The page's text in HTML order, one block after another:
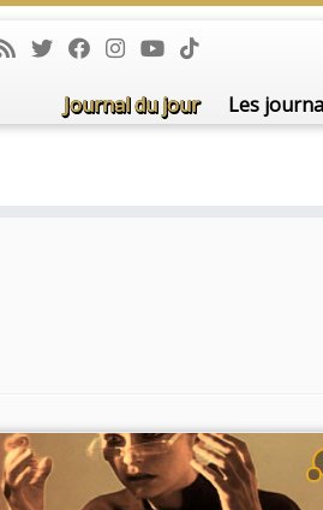
Journal du jour Les